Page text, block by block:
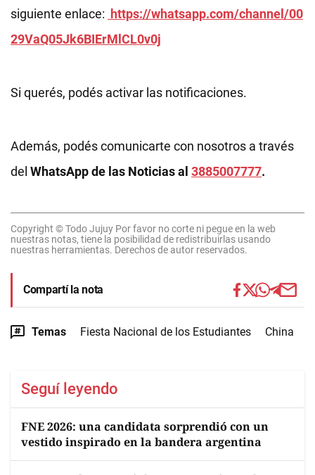
siguiente enlace: https://whatsapp.com/channel/00
29VaQ05Jk6BIErMlCL0v0j
Si querés, podés activar las notificaciones.
Además, podés comunicarte con nosotros a través
del WhatsApp de las Noticias al 3885007777.
Copyright © Todo Jujuy Por favor no corte ni pegue en la web
nuestras notas, tiene la posibilidad de redistribuirlas usando
nuestras herramientas. Derechos de autor reservados.
Compartí la nota
Temas Fiesta Nacional de los Estudiantes China
Seguí leyendo
FNE 2026: una candidata sorprendió con un
vestido inspirado en la bandera argentina